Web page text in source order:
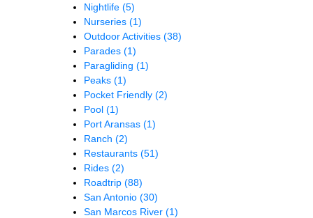
Nightlife (5)
Nurseries (1)
Outdoor Activities (38)
Parades (1)
Paragliding (1)
Peaks (1)
Pocket Friendly (2)
Pool (1)
Port Aransas (1)
Ranch (2)
Restaurants (51)
Rides (2)
Roadtrip (88)
San Antonio (30)
San Marcos River (1)